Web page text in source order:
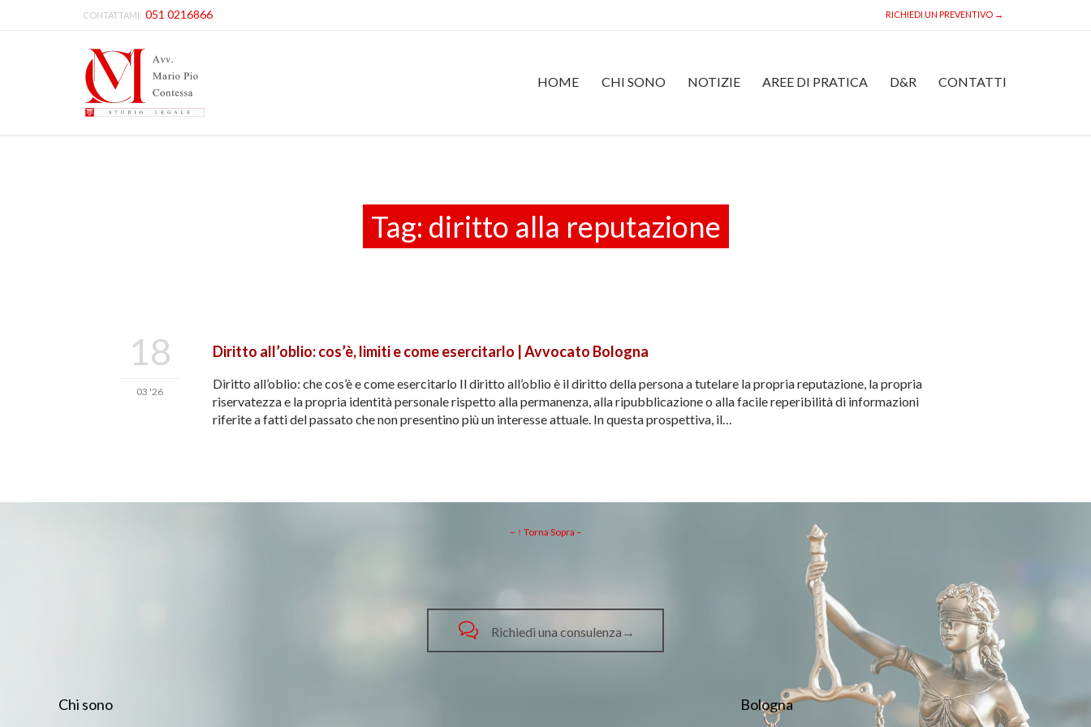
CONTATTAMI: 051 0216866 RICHIEDI UN PREVENTIVO →
HOME CHI SONO NOTIZIE AREE DI PRATICA D&R CONTATTI
Tag: diritto alla reputazione
18
03 '26
Diritto all’oblio: cos’è, limiti e come esercitarlo | Avvocato Bologna
Diritto all’oblio: che cos’è e come esercitarlo Il diritto all’oblio è il diritto della persona a tutelare la propria reputazione, la propria
riservatezza e la propria identità personale rispetto alla permanenza, alla ripubblicazione o alla facile reperibilità di informazioni
riferite a fatti del passato che non presentino più un interesse attuale. In questa prospettiva, il…
– ↑ Torna Sopra –
 Richiedi una consulenza→
Chi sono Bologna